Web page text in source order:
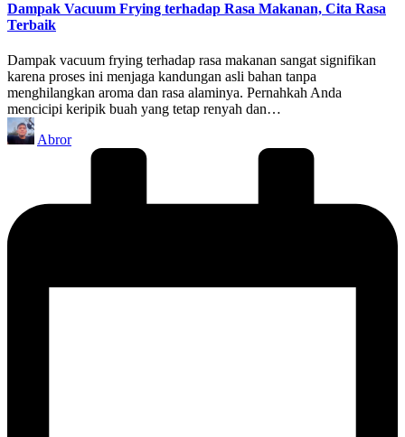
Dampak Vacuum Frying terhadap Rasa Makanan, Cita Rasa
Terbaik
Dampak vacuum frying terhadap rasa makanan sangat signifikan
karena proses ini menjaga kandungan asli bahan tanpa
menghilangkan aroma dan rasa alaminya. Pernahkah Anda
mencicipi keripik buah yang tetap renyah dan…
Posted
by
Abror